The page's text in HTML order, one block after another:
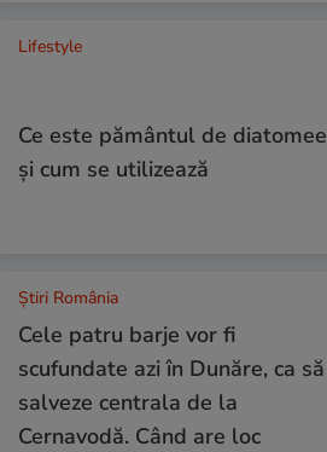
Lifestyle
Ce este pământul de diatomee
și cum se utilizează
Știri România
Cele patru barje vor fi
scufundate azi în Dunăre, ca să
salveze centrala de la
Cernavodă. Când are loc